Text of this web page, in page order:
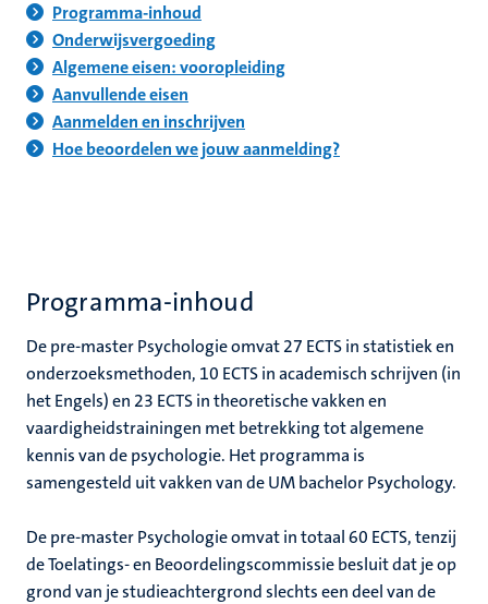
Programma-inhoud
Onderwijsvergoeding
Algemene eisen: vooropleiding
Aanvullende eisen
Aanmelden en inschrijven
Hoe beoordelen we jouw aanmelding?
Programma-inhoud
De pre-master Psychologie omvat 27 ECTS in statistiek en
onderzoeksmethoden, 10 ECTS in academisch schrijven (in
het Engels) en 23 ECTS in theoretische vakken en
vaardigheidstrainingen met betrekking tot algemene
kennis van de psychologie. Het programma is
samengesteld uit vakken van de UM bachelor Psychology.
De pre-master Psychologie omvat in totaal 60 ECTS, tenzij
de Toelatings- en Beoordelingscommissie besluit dat je op
grond van je studieachtergrond slechts een deel van de